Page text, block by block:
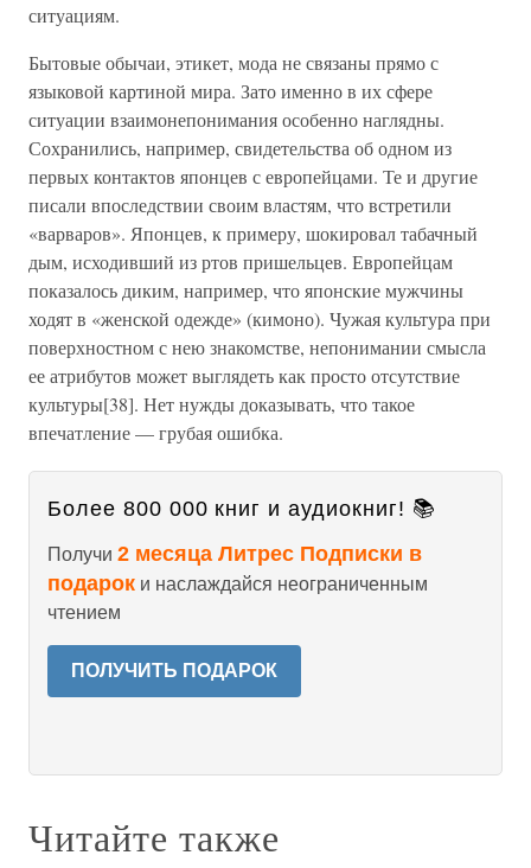
ситуациям.
Бытовые обычаи, этикет, мода не связаны прямо с
языковой картиной мира. Зато именно в их сфере
ситуации взаимонепонимания особенно наглядны.
Сохранились, например, свидетельства об одном из
первых контактов японцев с европейцами. Те и другие
писали впоследствии своим властям, что встретили
«варваров». Японцев, к примеру, шокировал табачный
дым, исходивший из ртов пришельцев. Европейцам
показалось диким, например, что японские мужчины
ходят в «женской одежде» (кимоно). Чужая культура при
поверхностном с нею знакомстве, непонимании смысла
ее атрибутов может выглядеть как просто отсутствие
культуры[38]. Нет нужды доказывать, что такое
впечатление — грубая ошибка.
Более 800 000 книг и аудиокниг! 📚
Получи 2 месяца Литрес Подписки в
подарок и наслаждайся неограниченным
чтением
ПОЛУЧИТЬ ПОДАРОК
Читайте также